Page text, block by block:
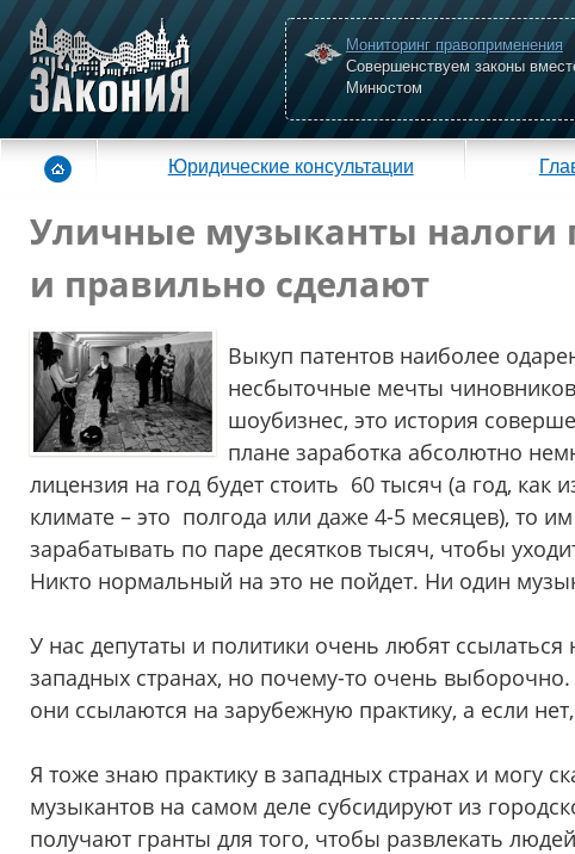
Мониторинг правоприменения
Совершенствуем законы
Минюстом
Юридические консультации
Уличные музыканты налоги
и правильно сделают
Выкуп патентов наиболее
несбыточные мечты
шоубизнес, это история
плане заработка абсолютно
лицензия на год будет стоить 60 тысяч (а год, как
климате – это полгода или даже 4-5 месяцев), то
зарабатывать по паре десятков тысяч, чтобы
Никто нормальный на это не пойдет. Ни один
У нас депутаты и политики очень любят
западных странах, но почему-то очень выборочно.
они ссылаются на зарубежную практику, а если
Я тоже знаю практику в западных странах и могу
музыкантов на самом деле субсидируют из
получают гранты для того, чтобы развлекать